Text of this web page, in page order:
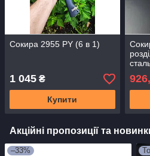
Сокира 2955 PY (6 в 1)
1 045 ₴
Купити
Акційні пропозиції та
–33%